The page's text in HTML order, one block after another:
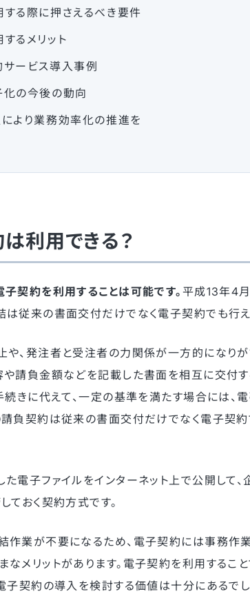
る際に押さえるべき要件
るメリット
ービス導入事例
の今後の動向
より業務効率化の推進を
利用できる？
契約を利用することは可能です。 平成13年4
従来の書面交付だけでなく電子契約でも行え
、発注者と受注者の力関係が一方的になりが
や請負金額などを記載した書面を相互に交付
続きに代えて、一定の基準を満たす場合には、
請負契約は従来の書面交付だけでなく電子契約
電子ファイルをインターネット上で公開して
ておく契約方式です。
作業が不要になるため、電子契約には事務作
メリットがあります。電子契約を利用するこ
子契約の導入を検討する価値は十分にあるでし